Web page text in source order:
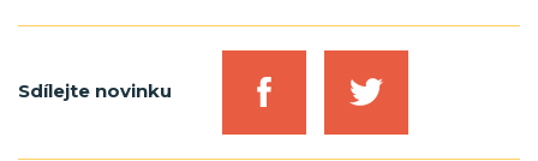
Sdílejte novinku